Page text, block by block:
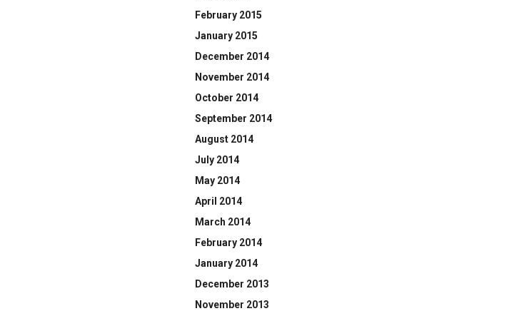
February 2015
January 2015
December 2014
November 2014
October 2014
September 2014
August 2014
July 2014
May 2014
April 2014
March 2014
February 2014
January 2014
December 2013
November 2013